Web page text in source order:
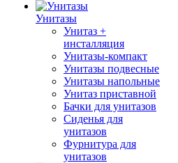
Унитазы
Унитаз +
инсталляция
Унитазы-компакт
Унитазы подвесные
Унитазы напольные
Унитаз приставной
Бачки для унитазов
Сиденья для
унитазов
Фурнитура для
унитазов